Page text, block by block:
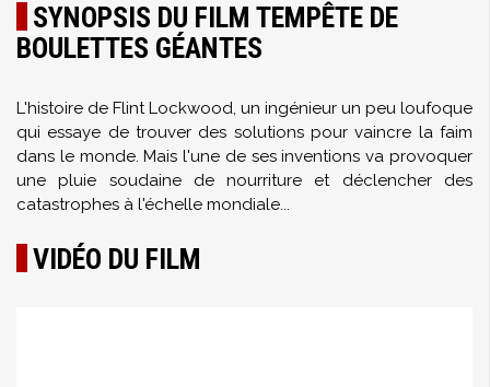
SYNOPSIS DU FILM TEMPÊTE DE
BOULETTES GÉANTES
L'histoire de Flint Lockwood, un ingénieur un peu loufoque
qui essaye de trouver des solutions pour vaincre la faim
dans le monde. Mais l'une de ses inventions va provoquer
une pluie soudaine de nourriture et déclencher des
catastrophes à l'échelle mondiale...
VIDÉO DU FILM